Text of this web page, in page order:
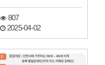
807
2025-04-02